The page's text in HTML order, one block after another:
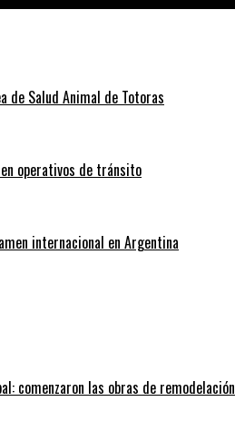
de Salud Animal de Totoras
operativos de tránsito
internacional en Argentina
comenzaron las obras de remodelación